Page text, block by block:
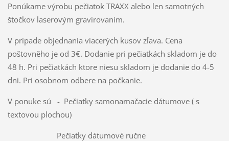
Ponúkame výrobu pečiatok TRAXX alebo len samotných
štočkov laserovým gravirovanim.
V pripade objednania viacerých kusov zľava. Cena
poštovněho je od 3€. Dodanie pri pečiatkách skladom je do
48 h. Pri pečiatkách ktore niesu skladom je dodanie do 4-5
dni. Pri osobnom odbere na počkanie.
V ponuke sú - Pečiatky samonamačacie dátumove ( s
textovou plochou)
Pečiatky dátumové ručne